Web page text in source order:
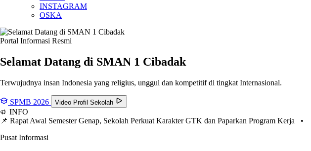
INSTAGRAM
OSKA
Portal Informasi Resmi
Selamat Datang di SMAN 1 Cibadak
Terwujudnya insan Indonesia yang religius, unggul dan kompetitif di tingkat Internasional.
SPMB 2026 Video Profil Sekolah
INFO
📌 Rapat Awal Semester Genap, Sekolah Perkuat Karakter GTK dan Paparkan Program Kerja •
Pusat Informasi